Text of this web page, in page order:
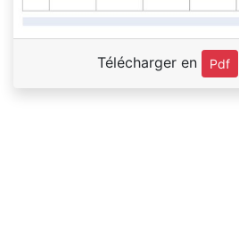
Télécharger en Pdf